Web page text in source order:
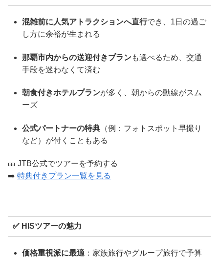
混雑前に人気アトラクションへ直行でき、1日の過ご
し方に余裕が生まれる
那覇市内からの送迎付きプランも選べるため、交通
手段を迷わなくて済む
朝食付きホテルプランが多く、朝からの動線がスム
ーズ
公式パートナーの特典 （例：フォトスポット早撮り
など）が付くこともある
🎫 JTB公式でツアーを予約する
➡️ 特典付きプラン一覧を見る
✅ HISツアーの魅力
価格重視派に最適 ：家族旅行やグループ旅行で予算